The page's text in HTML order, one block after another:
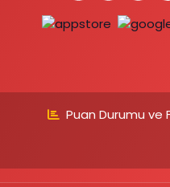
Puan Durumu ve